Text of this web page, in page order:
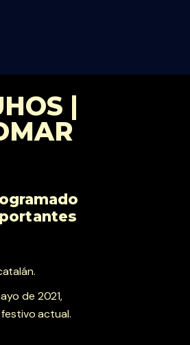
|
de 2021,
actual.